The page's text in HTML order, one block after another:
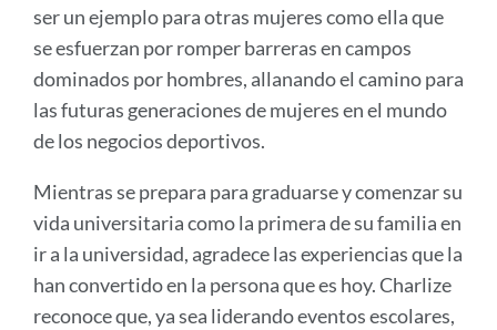
ser un ejemplo para otras mujeres como ella que
se esfuerzan por romper barreras en campos
dominados por hombres, allanando el camino para
las futuras generaciones de mujeres en el mundo
de los negocios deportivos.
Mientras se prepara para graduarse y comenzar su
vida universitaria como la primera de su familia en
ir a la universidad, agradece las experiencias que la
han convertido en la persona que es hoy. Charlize
reconoce que, ya sea liderando eventos escolares,